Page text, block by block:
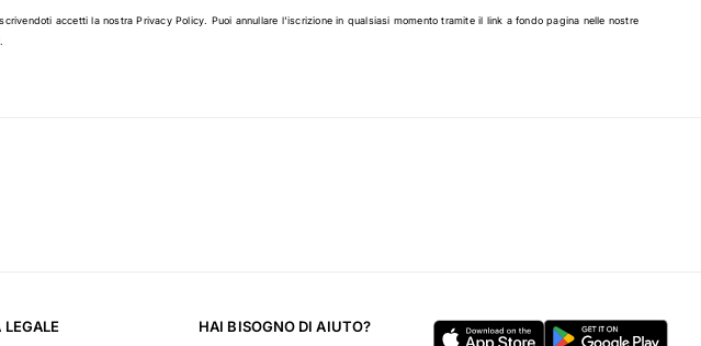
accetti la nostraPrivacy Policy. Puoi annullare l'iscrizione in qualsiasi momento tramite il link a fondo pagina nelle nostre
LEGALE HAI BISOGNO DI AIUTO?